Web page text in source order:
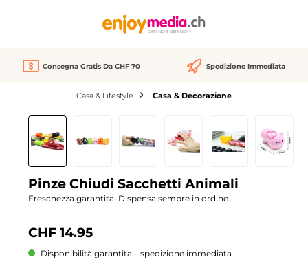
Consegna Gratis Da CHF 70 Spedizione Immediata
Casa & Lifestyle Casa & Decorazione
Salta la galleria di immagini
Pinze Chiudi Sacchetti Animali
Freschezza garantita. Dispensa sempre in ordine.
CHF 14.95
Disponibilità garantita – spedizione immediata